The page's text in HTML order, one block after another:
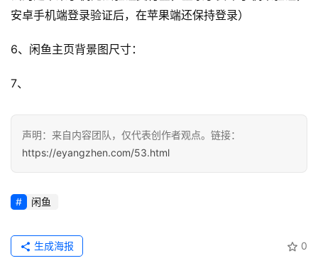
务
目
A
提
源
代
登录 注册
安卓手机端登录验证后，在苹果端还保持登录）
6、闲鱼主页背景图尺寸：
7、
声明：来自内容团队，仅代表创作者观点。链接：
https://eyangzhen.com/53.html
闲鱼
0
生成海报